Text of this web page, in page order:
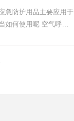
急防护用品主要应用于
呢 空气呼吸